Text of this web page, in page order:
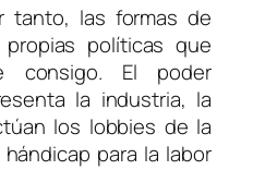
tanto, las formas de
políticas que
consigo. El poder
la industria, la
los lobbies de la
para la labor